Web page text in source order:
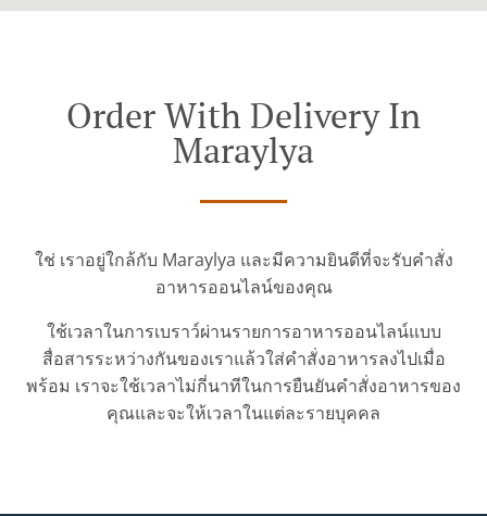
Order With Delivery In
Maraylya
ใช่ เราอยู่ใกล้กับ Maraylya และมีความยินดีที่จะรับคำสั่ง
อาหารออนไลน์ของคุณ
ใช้เวลาในการเบราว์ผ่านรายการอาหารออนไลน์แบบ
สื่อสารระหว่างกันของเราแล้วใส่คำสั่งอาหารลงไปเมื่อ
พร้อม เราจะใช้เวลาไม่กี่นาทีในการยืนยันคำสั่งอาหารของ
คุณและจะให้เวลาในแต่ละรายบุคคล